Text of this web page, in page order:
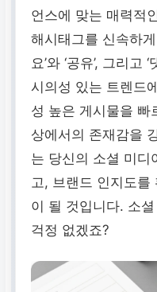
언스에 맞는 매력적
해시태그를 신속하
요’와 ‘공유’, 그리고
시의성 있는 트렌드
성 높은 게시물을 빠
상에서의 존재감을
는 당신의 소셜 미디
고, 브랜드 인지도를
이 될 것입니다. 소
걱정 없겠죠?